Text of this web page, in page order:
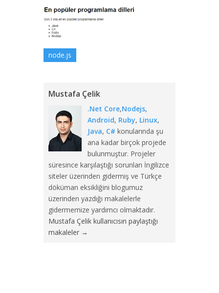
node.js
Mustafa Çelik
.Net Core,Nodejs,
Android, Ruby, Linux,
Java, C# konularında şu
ana kadar birçok projede
bulunmuştur. Projeler
süresince karşılaştığı sorunları İngilizce
siteler üzerinden gidermiş ve Türkçe
döküman eksikliğini blogumuz
üzerinden yazdığı makalelerle
gidermemize yardımcı olmaktadır.
Mustafa Çelik kullanıcısın paylaştığı
makaleler →